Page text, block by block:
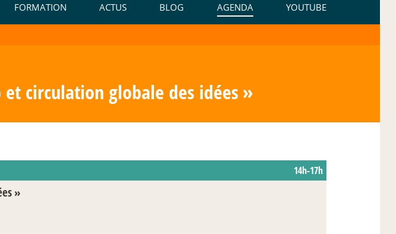
FORMATION ACTUS BLOG AGENDA YOUTUBE
et circulation globale des idées »
14h-17h
»